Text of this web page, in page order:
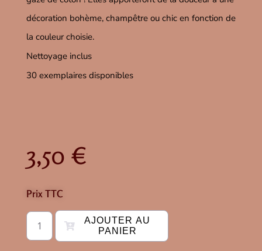
décoration bohème, champêtre ou chic en fonction de
la couleur choisie.
Nettoyage inclus
30 exemplaires disponibles
3,50 €
Prix TTC
AJOUTER AU
PANIER